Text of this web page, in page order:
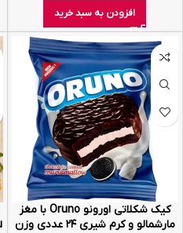
افزودن به سبد خرید
کیک شکلاتی اورونو Oruno با مغز
مارشمالو و کرم شیری ۲۴ عددی وزن